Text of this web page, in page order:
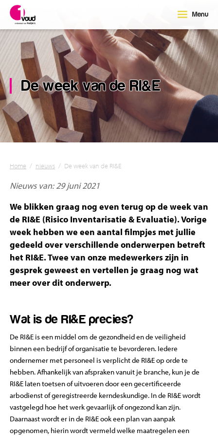
Menu
De week van de RI&E
Home / nieuws / De week van de RI&E
Nieuws van: 29 juni 2021
We blikken graag nog even terug op de week van
de RI&E (Risico Inventarisatie & Evaluatie). Vorige
week hebben we een aantal filmpjes met jullie
gedeeld over verschillende onderwerpen betreft
het RI&E. Twee van onze medewerkers zijn in
gesprek geweest en vertellen je graag nog wat
meer over dit onderwerp.
Wat is de RI&E precies?
De RI&E is een middel om de gezondheid en de veiligheid
binnen een bedrijf of organisatie te bevorderen. Iedere
ondernemer met personeel is verplicht de RI&E op orde te
hebben. Afhankelijk van afspraken vanuit je branche, kun je de
RI&E laten toetsen of uitvoeren door een gecertificeerde
arbodienst of geregistreerde kerndeskundige. In de RI&E wordt
vastgelegd hoe het werk gevaarlijk of ongezond kan zijn.
Daarnaast wordt er in de RI&E ook een plan van aanpak
opgenomen, hierin wordt vermeld welke maatregelen een